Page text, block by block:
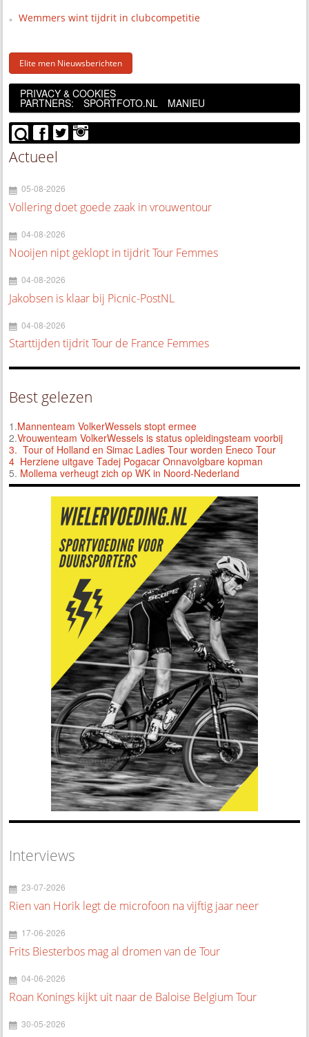
Wemmers wint tijdrit in clubcompetitie
Elite men Nieuwsberichten
PRIVACY & COOKIES
PARTNERS: SPORTFOTO.NL MANIEU
Actueel
05-08-2026
Vollering doet goede zaak in vrouwentour
04-08-2026
Nooijen nipt geklopt in tijdrit Tour Femmes
04-08-2026
Jakobsen is klaar bij Picnic-PostNL
04-08-2026
Starttijden tijdrit Tour de France Femmes
Best gelezen
1.Mannenteam VolkerWessels stopt ermee
2.Vrouwenteam VolkerWessels is status opleidingsteam voorbij
3. Tour of Holland en Simac Ladies Tour worden Eneco Tour
4 Herziene uitgave Tadej Pogacar Onnavolgbare kopman
5. Mollema verheugt zich op WK in Noord-Nederland
Interviews
23-07-2026
Rien van Horik legt de microfoon na vijftig jaar neer
17-06-2026
Frits Biesterbos mag al dromen van de Tour
04-06-2026
Roan Konings kijkt uit naar de Baloise Belgium Tour
30-05-2026